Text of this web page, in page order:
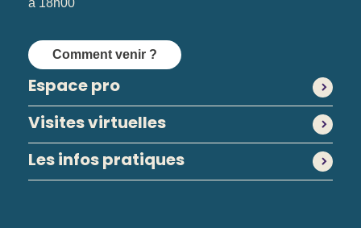
à 18h00
Comment venir ?
Espace pro
Visites virtuelles
Les infos pratiques